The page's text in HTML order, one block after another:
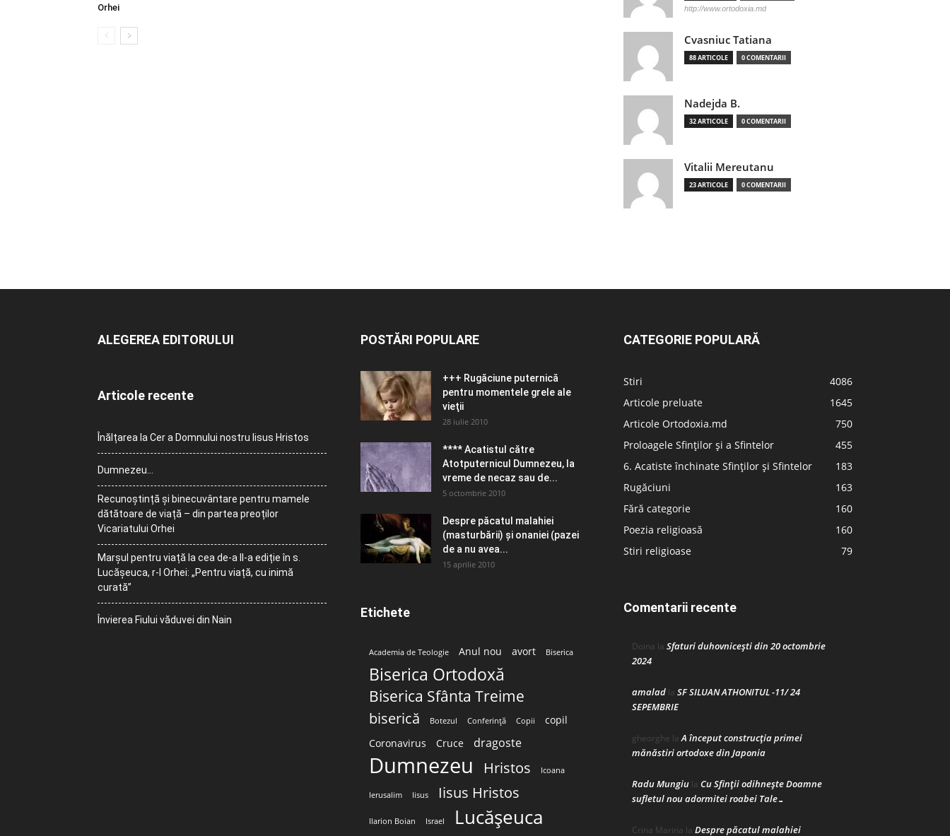
Orhei
http://www.ortodoxia.md
Cvasniuc Tatiana
88 ARTICOLE 0 COMENTARII
Nadejda B.
32 ARTICOLE 0 COMENTARII
Vitalii Mereutanu
23 ARTICOLE 0 COMENTARII
ALEGEREA EDITORULUI
Articole recente
Înălțarea la Cer a Domnului nostru Iisus Hristos
Dumnezeu…
Recunoștință și binecuvântare pentru mamele
dătătoare de viață – din partea preoților
Vicariatului Orhei
Marșul pentru viață la cea de-a II-a ediție în s.
Lucășeuca, r-l Orhei: „Pentru viață, cu inimă
curată”
Învierea Fiului văduvei din Nain
POSTĂRI POPULARE
+++ Rugăciune puternică
pentru momentele grele ale
vieţii
28 iulie 2010
**** Acatistul către
Atotputernicul Dumnezeu, la
vreme de necaz sau de...
5 octombrie 2010
Despre păcatul malahiei
(masturbării) şi onaniei (pazei
de a nu avea...
15 aprilie 2010
Etichete
Academia de Teologie Anul nou avort Biserica
Biserica Ortodoxă
Biserica Sfânta Treime
biserică Botezul Conferință Copii
copil
Coronavirus
Cruce dragoste
Dumnezeu Hristos Icoana
Ierusalim Iisus Iisus Hristos
Ilarion Boian Israel Lucășeuca
CATEGORIE POPULARĂ
Stiri
4086
Articole preluate
1645
Articole Ortodoxia.md
750
Proloagele Sfinților și a Sfintelor
455
6. Acatiste închinate Sfinților și Sfintelor
183
Rugăciuni
163
Fără categorie
160
Poezia religioasă
160
Stiri religioase
79
Comentarii recente
Doina la Sfaturi duhovnicești din 20 octombrie
2024
amalad la SF SILUAN ATHONITUL -11/ 24
SEPEMBRIE
gheorghe laA început construcţia primei
mănăstiri ortodoxe din Japonia
Radu Mungiu la Cu Sfinții odihnește Doamne
sufletul nou adormitei roabei Tale…
Crina Marina la Despre păcatul malahiei